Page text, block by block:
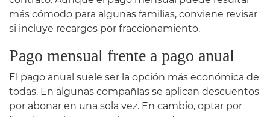
más cómodo para algunas familias, conviene revisar
si incluye recargos por fraccionamiento.
Pago mensual frente a pago anual
El pago anual suele ser la opción más económica de
todas. En algunas compañías se aplican descuentos
por abonar en una sola vez. En cambio, optar por